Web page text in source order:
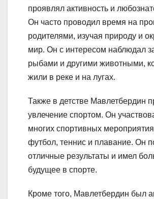
проявлял активность и
Он часто проводил время на
родителями, изучая природу и
мир. Он с интересом наблюдал
рыбами и другими животными,
жили в реке и на лугах.
Также в детстве Мавлетбердин
увлечение спортом. Он
многих спортивных
футбол, теннис и плавание. Он
отличные результаты и имел
будущее в спорте.
Кроме того, Мавлетбердин был